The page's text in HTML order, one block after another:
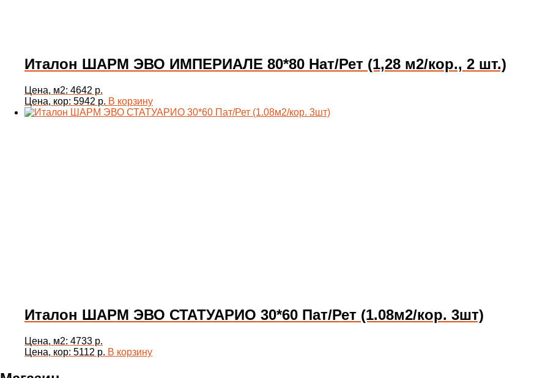
Италон ШАРМ ЭВО ИМПЕРИАЛЕ 80*80 Нат/Рет (1,28 м2/кор., 2 шт.)
Цена, м2: 4642 р.
Цена, кор: 5942 р. В корзину
Италон ШАРМ ЭВО СТАТУАРИО 30*60 Пат/Рет (1.08м2/кор. 3шт)
Цена, м2: 4733 р.
Цена, кор: 5112 р. В корзину